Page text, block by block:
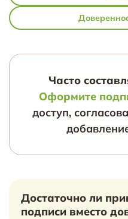
Часто
Оформите
доступ,
Достаточно ли
подписи вместо